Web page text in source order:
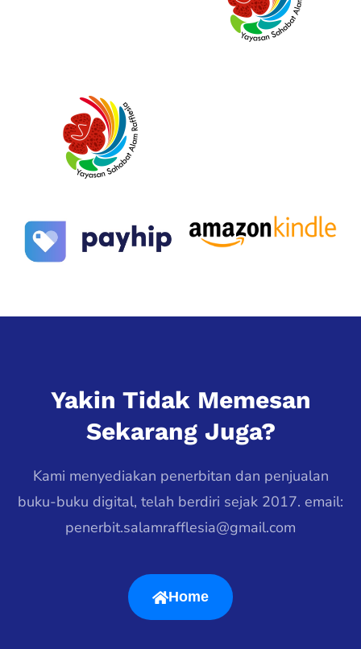
Yakin Tidak Memesan
Sekarang Juga?
Kami menyediakan penerbitan dan penjualan
buku-buku digital, telah berdiri sejak 2017. email:
penerbit.salamrafflesia@gmail.com
Home